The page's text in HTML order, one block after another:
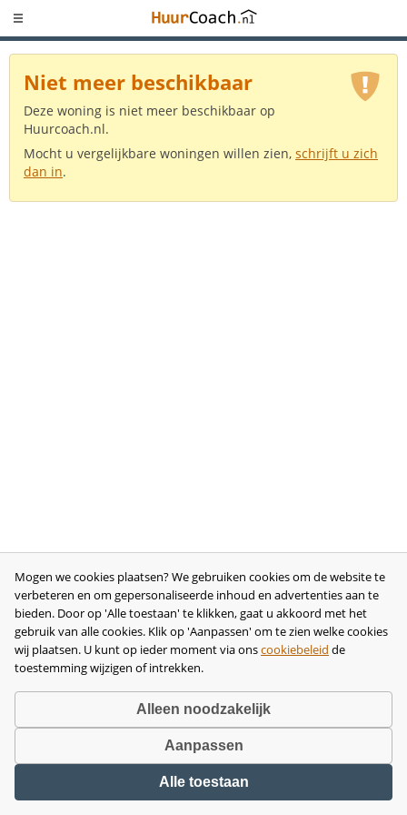
Niet meer beschikbaar
Deze woning is niet meer beschikbaar op
Huurcoach.nl.
Mocht u vergelijkbare woningen willen zien, schrijft u zich
dan in.
disclaimer•privacy- en cookiebeleid
voorwaarden•herroeping•bedrijfsgegevens
Mogen we cookies plaatsen? We gebruiken cookies om de website te
verbeteren en om gepersonaliseerde inhoud en advertenties aan te
bieden. Door op 'Alle toestaan' te klikken, gaat u akkoord met het
gebruik van alle cookies. Klik op 'Aanpassen' om te zien welke cookies
wij plaatsen. U kunt op ieder moment via onscookiebeleid de
toestemming wijzigen of intrekken.
Alleen noodzakelijk
Aanpassen
Alle toestaan